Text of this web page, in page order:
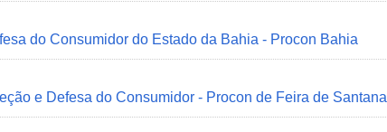
do Consumidor do Estado da Bahia - Procon Bahia
e Defesa do Consumidor - Procon de Feira de Santana